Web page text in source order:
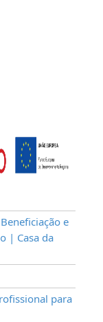
e
| Casa da
para